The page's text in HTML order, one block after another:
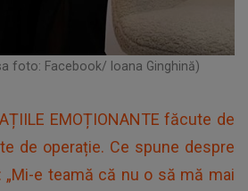
foto: Facebook/ Ioana Ginghină)
EMOȚIONANTE făcute de
de operație. Ce spune despre
„Mi-e teamă că nu o să mă mai